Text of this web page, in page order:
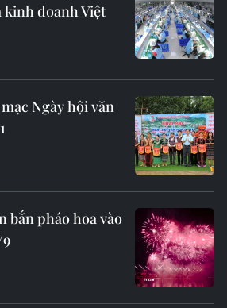
kinh doanh Việt
Ngày hội văn
bắn pháo hoa vào